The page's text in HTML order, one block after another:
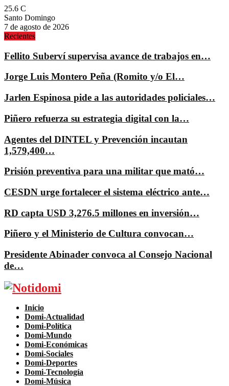
25.6 C
Santo Domingo
7 de agosto de 2026
Recientes
Fellito Suberví supervisa avance de trabajos en…
Jorge Luis Montero Peña (Romito y/o El…
Jarlen Espinosa pide a las autoridades policiales…
Piñero refuerza su estrategia digital con la…
Agentes del DINTEL y Prevención incautan
1,579,400…
Prisión preventiva para una militar que mató…
CESDN urge fortalecer el sistema eléctrico ante…
RD capta USD 3,276.5 millones en inversión…
Piñero y el Ministerio de Cultura convocan…
Presidente Abinader convoca al Consejo Nacional
de…
Facebook
Twitter
Instagram
Pinterest
Youtube
Inicio
Domi-Actualidad
Domi-Política
Domi-Mundo
Domi-Económicas
Domi-Sociales
Domi-Deportes
Domi-Tecnología
Domi-Música